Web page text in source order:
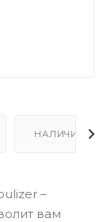
НАЛИЧИЕ
–
вам